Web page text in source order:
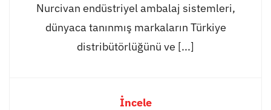
Nurcivan endüstriyel ambalaj sistemleri,
dünyaca tanınmış markaların Türkiye
distribütörlüğünü ve [...]
İncele